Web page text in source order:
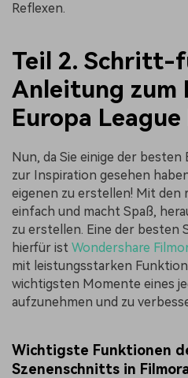
Reflexen.
Teil 2.
Anleitung zum
Europa
Nun, da Sie einige der
zur Inspiration gesehen
eigenen zu erstellen! Mit den
einfach und macht Spaß,
zu erstellen. Eine der besten
hierfür ist Wondershare
mit leistungsstarken
wichtigsten Momente eines
aufzunehmen und zu
Wichtigste Funktionen
Szenenschnitts in